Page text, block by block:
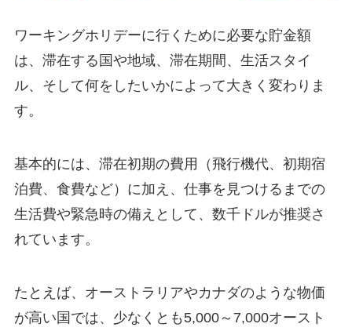
ワーキングホリデーに行くために必要な貯金額
は、滞在する国や地域、滞在期間、生活スタイ
ル、そして何をしたいかによって大きく変わりま
す。
基本的には、滞在初期の費用（飛行機代、初期宿
泊費、食費など）に加え、仕事を見つけるまでの
生活費や緊急時の備えとして、数千ドルが推奨さ
れています。
たとえば、オーストラリアやカナダのような物価
が高い国では、少なくとも5,000～7,000オースト